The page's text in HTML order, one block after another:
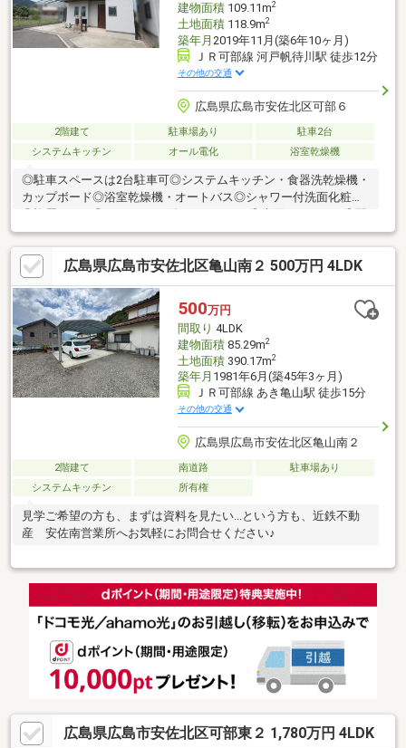
建物面積109.11m2
土地面積118.9m2
築年月 2019年11月(築6年10ヶ月)
ＪＲ可部線 河戸帆待川駅 徒歩12分
その他の交通
広島県広島市安佐北区可部６
2階建て 駐車場あり
駐車2台
システムキッチン
オール電化 浴室乾燥機
◎駐車スペースは2台駐車可◎システムキッチン・食器洗乾燥機・
カップボード◎浴室乾燥機・オートバス◎シャワー付洗面化粧台
◎複層ガラス◎TVモニター付インターホン◎南面バルコニー◎駅
まで平坦◎可部小学校まで徒歩約10分◎エブリィ可部店まで徒歩
約3分◆☆◆見学受付中♪082-836-3730までご連絡下さい
住まいのこと、マルっと。SUMiTAS大町店が住まい探しを徹底サ
ポートします
広島県広島市安佐北区亀山南２ 500万円 4LDK
500万円
間取り 4LDK
建物面積85.29m2
土地面積390.17m2
築年月 1981年6月(築45年3ヶ月)
ＪＲ可部線 あき亀山駅 徒歩15分
その他の交通
広島県広島市安佐北区亀山南２
2階建て 南道路
駐車場あり
システムキッチン
所有権
見学ご希望の方も、まずは資料を見たい...という方も、近鉄不動
産 安佐南営業所へお気軽にお問合せください♪
広島県広島市安佐北区可部東２ 1,780万円 4LDK